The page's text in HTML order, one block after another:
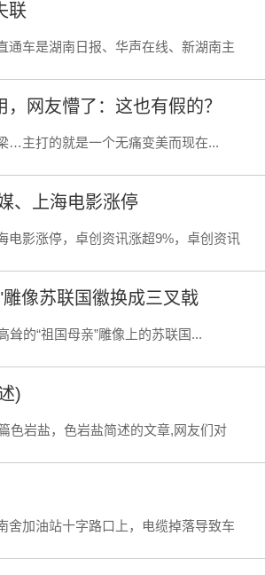
联
通车是湖南日报、华声在线、新湖南主
网友懵了：这也有假的？
…主打的就是一个无痛变美而现在...
、上海电影涨停
电影涨停，卓创资讯涨超9%，卓创资讯
像苏联国徽换成三叉戟
耸的“祖国母亲”雕像上的苏联国...
)
色岩盐，色岩盐简述的文章,网友们对
舍加油站十字路口上，电缆掉落导致车